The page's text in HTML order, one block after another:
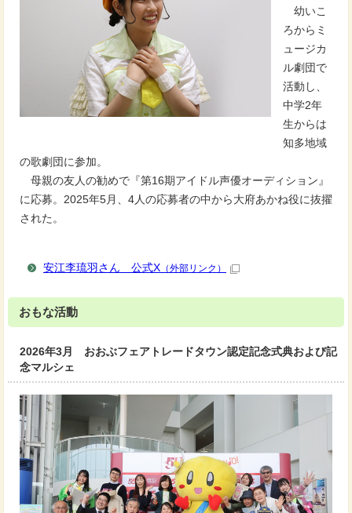
幼いこ
ろからミ
ュージカ
ル劇団で
活動し、
中学2年
生からは
知多地域
の歌劇団に参加。
母親の友人の勧めで『第16期アイドル声優オーディション』
に応募。2025年5月、4人の応募者の中から大府あかね役に抜擢
された。
安江李琉羽さん 公式X （外部リンク）
おもな活動
2026年3月 おおぶフェアトレードタウン認定記念式典および記
念マルシェ